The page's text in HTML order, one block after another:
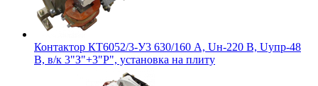
Контактор КТ6052/3-У3 630/160 А, Uн-220 В, Uупр-48
В, в/к 3"З"+3"Р", установка на плиту